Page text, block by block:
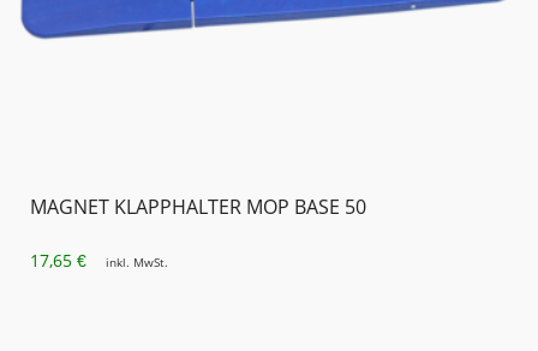
MAGNET KLAPPHALTER MOP BASE 50
17,65 € inkl. MwSt.